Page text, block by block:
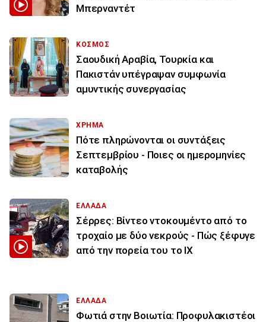
Μπερναντέτ
ΚΟΣΜΟΣ
Σαουδική Αραβία, Τουρκία και
Πακιστάν υπέγραψαν συμφωνία
αμυντικής συνεργασίας
ΧΡΗΜΑ
Πότε πληρώνονται οι συντάξεις
Σεπτεμβρίου - Ποιες οι ημερομηνίες
καταβολής
ΕΛΛΑΔΑ
Σέρρες: Βίντεο ντοκουμέντο από το
τροχαίο με δύο νεκρούς - Πώς ξέφυγε
από την πορεία του το ΙΧ
ΕΛΛΑΔΑ
Φωτιά στην Βοιωτία: Προφυλακιστέοι